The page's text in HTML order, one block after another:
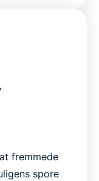
fremmede
spore